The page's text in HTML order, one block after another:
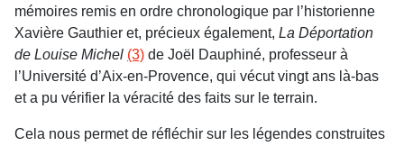
mémoires remis en ordre chronologique par l’historienne
Xavière Gauthier et, précieux également, La Déportation
de Louise Michel (3) de Joël Dauphiné, professeur à
l’Université d’Aix-en-Provence, qui vécut vingt ans là-bas
et a pu vérifier la véracité des faits sur le terrain.
Cela nous permet de réfléchir sur les légendes construites